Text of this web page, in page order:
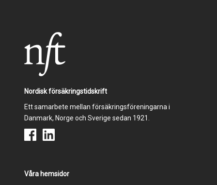
Nordisk försäkringstidskrift
Ett samarbete mellan försäkringsföreningarna i
Danmark, Norge och Sverige sedan 1921.
Våra hemsidor